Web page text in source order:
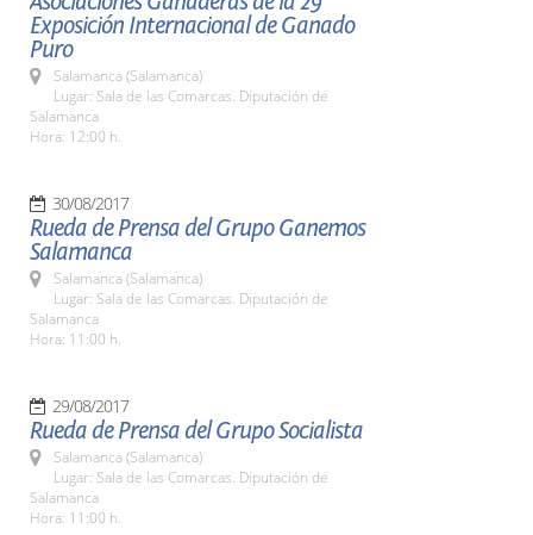
Exposición Internacional de Ganado
Puro
Salamanca (Salamanca)
Lugar: Sala de las Comarcas. Diputación de
Salamanca
Hora: 12:00 h.
30/08/2017
Rueda de Prensa del Grupo Ganemos
Salamanca
Salamanca (Salamanca)
Lugar: Sala de las Comarcas. Diputación de
Salamanca
Hora: 11:00 h.
29/08/2017
Rueda de Prensa del Grupo Socialista
Salamanca (Salamanca)
Lugar: Sala de las Comarcas. Diputación de
Salamanca
Hora: 11:00 h.